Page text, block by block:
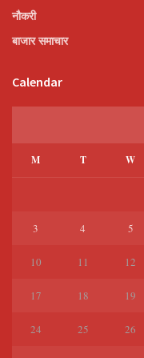
नौकरी
बाजार समाचार
Calendar
M T W
3 4 5
10 11 12
17 18 19
24 25 26